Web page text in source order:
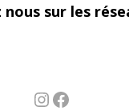
nous sur les
InstagramFacebook